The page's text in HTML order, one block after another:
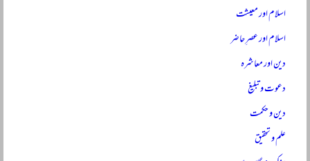
اسلام اور معیشت
اسلام اور عصرِ حاضر
دین اور معاشرہ
دعوت و تبلیغ
دین و حکمت
علم و تحقیق